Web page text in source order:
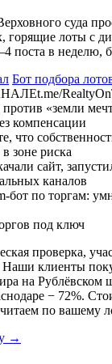
суда
горящие лоты с
поста в неделю,
Бот подбора
t.me/
«земли
компенсации
что
зоне риска
сайт,
каналов
по торгам:
под ключ
проверка,
Наши клиенты
на Рублёвском
− 72%.
по вашему
→